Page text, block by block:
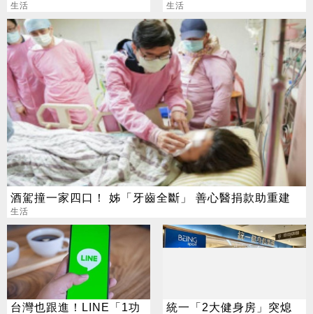
生活
走」
生活
酒駕撞一家四口！ 姊「牙齒全斷」 善心醫捐款助重建
生活
台灣也跟進！LINE「1功
統一「2大健身房」突熄